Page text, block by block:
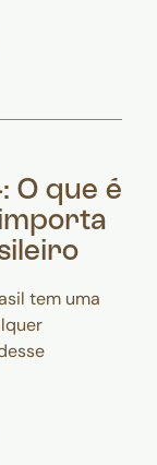
O que é
tem uma